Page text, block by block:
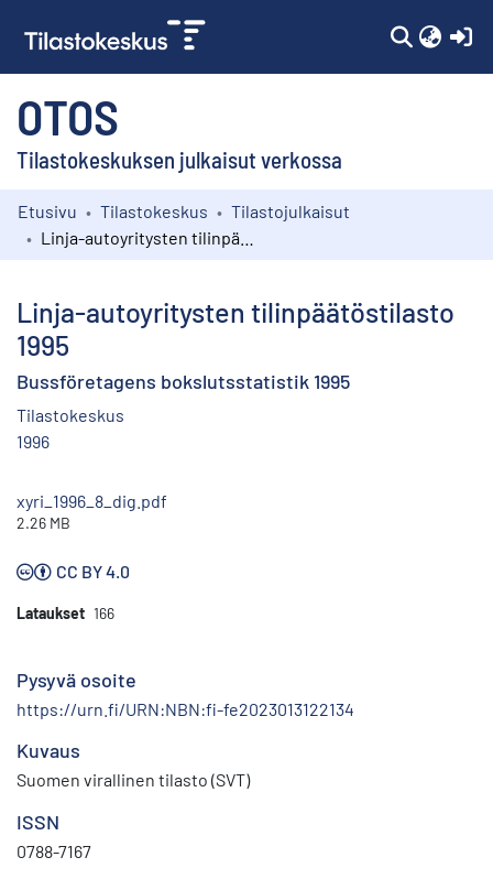
OTOS
Tilastokeskuksen julkaisut verkossa
Kokoelmat
Etusivu Tilastokeskus
Tilastojulkaisut
Linja-autoyritysten tilinpäätöstilasto
1995
Bussföretagens bokslutsstatistik 1995
Tilastokeskus
1996
xyri_1996_8_dig.pdf
2.26 MB
CC BY 4.0
Lataukset 166
Pysyvä osoite
https://urn.fi/URN:NBN:fi-fe2023013122134
Kuvaus
Suomen virallinen tilasto (SVT)
ISSN
0788-7167